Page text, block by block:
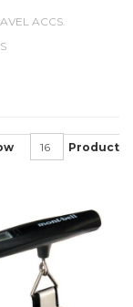
ACCS.
Product